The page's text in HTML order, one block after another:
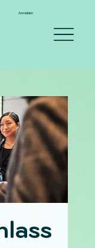
Anmelden